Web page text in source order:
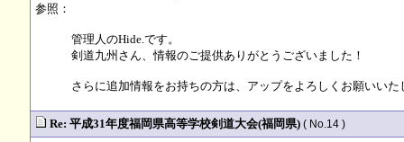
参照：
管理人のHide.です。
剣道九州さん、情報のご提供ありがとうございました！
さらに追加情報をお持ちの方は、アップをよろしくお願いいた
Re: 平成31年度福岡県高等学校剣道大会(福岡県) ( No.14 )